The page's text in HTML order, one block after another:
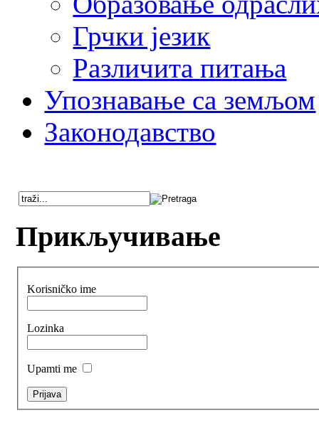
Грчки језик
Различита питања
Упознавање са земљом
Законодавство
Прикључивање
Korisničko ime
Lozinka
Upamti me